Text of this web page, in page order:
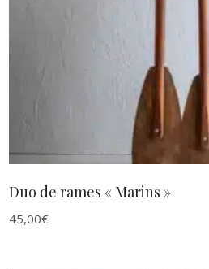
Duo de rames « Marins »
45,00€